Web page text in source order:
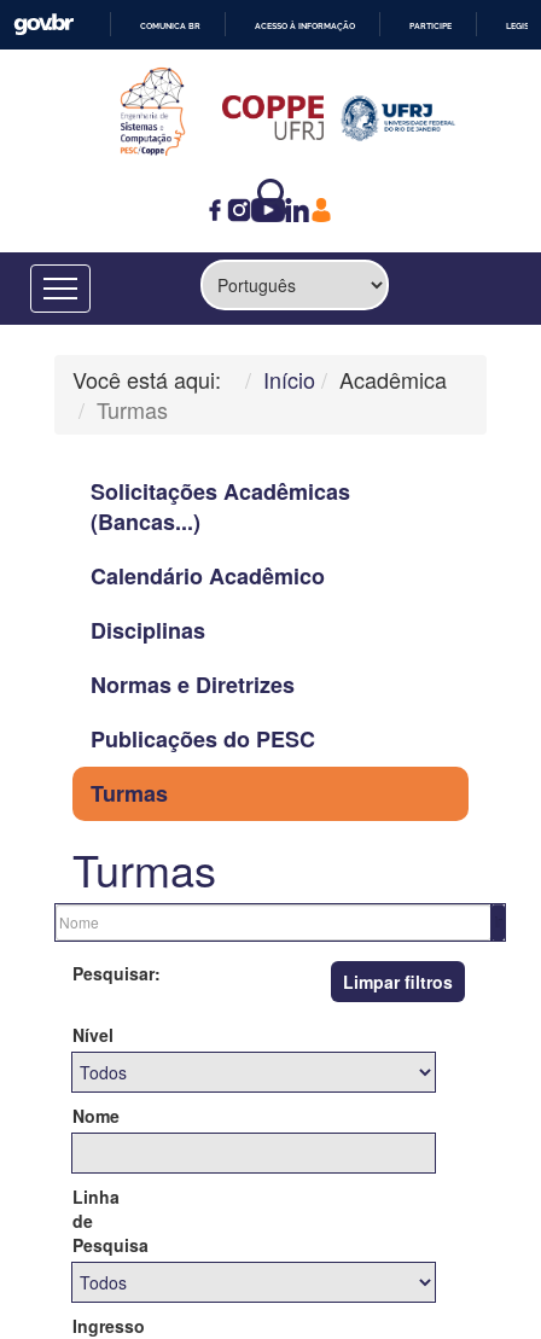
CONTEÚDO
COMUNICA BR ACESSO À INFORMAÇÃO PARTICIPE
Você está aqui: Início
Acadêmica
Turmas
Solicitações Acadêmicas
(Bancas...)
Calendário Acadêmico
Disciplinas
Normas e Diretrizes
Publicações do PESC
Turmas
Turmas
Pesquisar: Limpar filtros
Nível
Nome
Linha
de
Pesquisa
Ingresso